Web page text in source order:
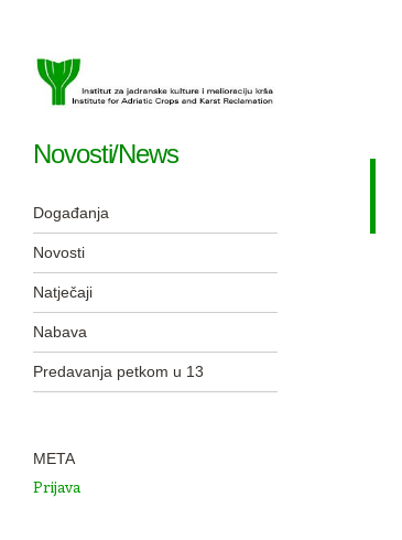
Novosti/News
Navigation
Skip to content
Događanja
Novosti
Natječaji
Nabava
Predavanja petkom u 13
META
Prijava